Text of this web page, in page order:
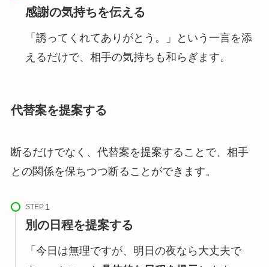
感謝の気持ちを伝える
「誘ってくれてありがとう。」という一言を添
えるだけで、相手の気持ちも和らぎます。
代替案を提案する
断るだけでなく、代替案を提案することで、相手
との関係を保ちつつ断ることができます。
STEP
別の日程を提案する
「今日は無理ですが、明日の夜なら大丈夫で